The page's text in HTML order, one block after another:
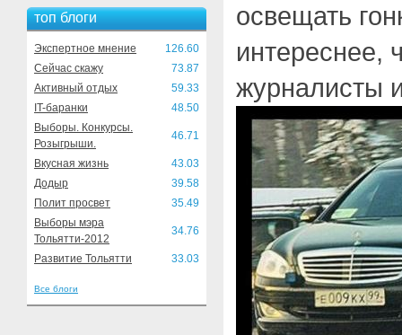
топ блоги
Экспертное мнение
126.60
Сейчас скажу
73.87
Активный отдых
59.33
IT-баранки
48.50
Выборы. Конкурсы.
Розыгрыши.
46.71
Вкусная жизнь
43.03
Додыр
39.58
Полит просвет
35.49
Выборы мэра
Тольятти-2012
34.76
Развитие Тольятти 33.03
Все блоги
освещать
интереснее,
журналисты